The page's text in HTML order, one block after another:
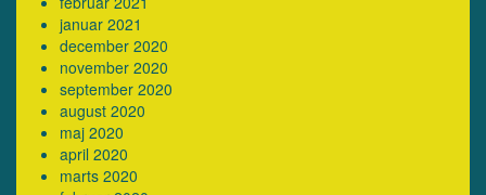
januar 2021
december 2020
november 2020
september 2020
august 2020
maj 2020
april 2020
marts 2020